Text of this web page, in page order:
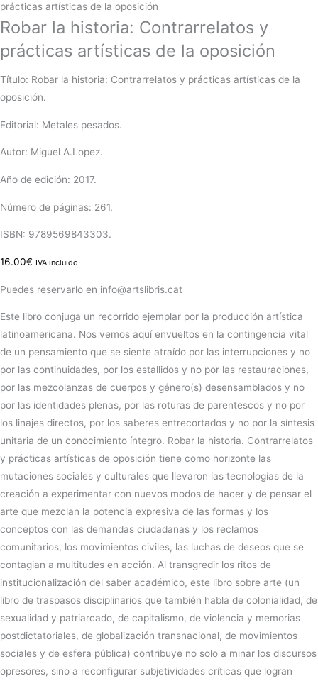
prácticas artísticas de la oposición
Robar la historia: Contrarrelatos y
prácticas artísticas de la oposición
Título: Robar la historia: Contrarrelatos y prácticas artísticas de la
oposición.
Editorial: Metales pesados.
Autor: Miguel A.Lopez.
Año de edición: 2017.
Número de páginas: 261.
ISBN: 9789569843303.
16.00€ IVA incluido
Puedes reservarlo en info@artslibris.cat
Este libro conjuga un recorrido ejemplar por la producción artística
latinoamericana. Nos vemos aquí envueltos en la contingencia vital
de un pensamiento que se siente atraído por las interrupciones y no
por las continuidades, por los estallidos y no por las restauraciones,
por las mezcolanzas de cuerpos y género(s) desensamblados y no
por las identidades plenas, por las roturas de parentescos y no por
los linajes directos, por los saberes entrecortados y no por la síntesis
unitaria de un conocimiento íntegro. Robar la historia. Contrarrelatos
y prácticas artísticas de oposición tiene como horizonte las
mutaciones sociales y culturales que llevaron las tecnologías de la
creación a experimentar con nuevos modos de hacer y de pensar el
arte que mezclan la potencia expresiva de las formas y los
conceptos con las demandas ciudadanas y los reclamos
comunitarios, los movimientos civiles, las luchas de deseos que se
contagian a multitudes en acción. Al transgredir los ritos de
institucionalización del saber académico, este libro sobre arte (un
libro de traspasos disciplinarios que también habla de colonialidad, de
sexualidad y patriarcado, de capitalismo, de violencia y memorias
postdictatoriales, de globalización transnacional, de movimientos
sociales y de esfera pública) contribuye no solo a minar los discursos
opresores, sino a reconfigurar subjetividades críticas que logran